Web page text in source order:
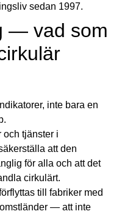
sedan 1997.
— vad som
inte bara en
och tjänster i
att den
för alla och att det
cirkulärt.
till fabriker med
— att inte